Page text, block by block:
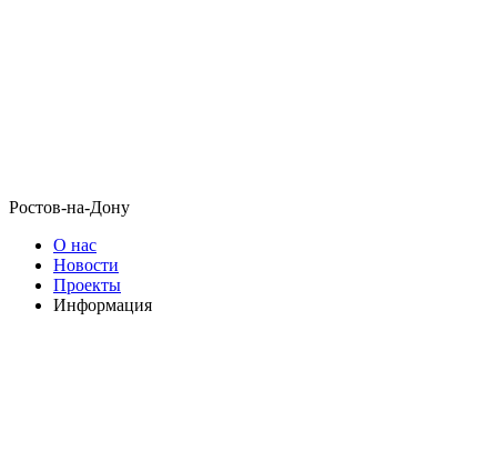
Ростов-на-Дону
О нас
Новости
Проекты
Информация